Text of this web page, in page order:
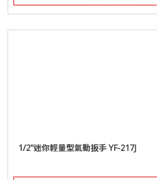
1/2"迷你輕量型氣動扳手 YF-217J